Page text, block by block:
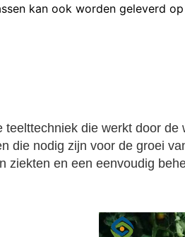
kan ook worden geleverd
die werkt door
die nodig zijn voor de groei
ziekten en een eenvoudig